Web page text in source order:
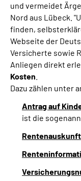
und vermeidet
Nord aus Lübeck.
finden,
Webseite der
Versicherte sowie
Anliegen direkt
Kosten
Dazu zählen unter
Antrag auf
ist die
Rentenauskunft